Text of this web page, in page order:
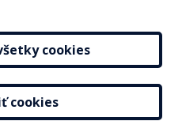
cookies
cookies